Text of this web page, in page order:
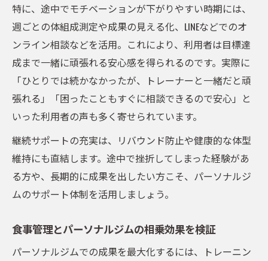
特に、途中でモチベーションが下がりやすい時期には、
週ごとの体組成測定や成果の見える化、LINEなどでのオ
ンライン相談などを活用。これにより、利用者は目標達
成まで一緒に頑張れる安心感を得られるのです。実際に
「ひとりでは続かなかったが、トレーナーと一緒だと頑
張れる」「困ったこともすぐに相談できるので安心」と
いった利用者の声も多く寄せられています。
継続サポートの充実は、リバウンド防止や健康的な体型
維持にも直結します。途中で挫折してしまった経験があ
る方や、長期的に成果を出したい方こそ、パーソナルジ
ムのサポート体制を活用しましょう。
食事管理とパーソナルジムの相乗効果を検証
パーソナルジムでの成果を最大化するには、トレーニン